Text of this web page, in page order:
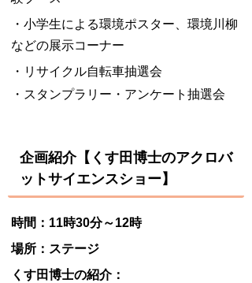
・小学生による環境ポスター、環境川柳
などの展示コーナー
・リサイクル自転車抽選会
・スタンプラリー・アンケート抽選会
企画紹介【くす田博士のアクロバ
ットサイエンスショー】
時間：11時30分～12時
場所：ステージ
くす田博士の紹介：